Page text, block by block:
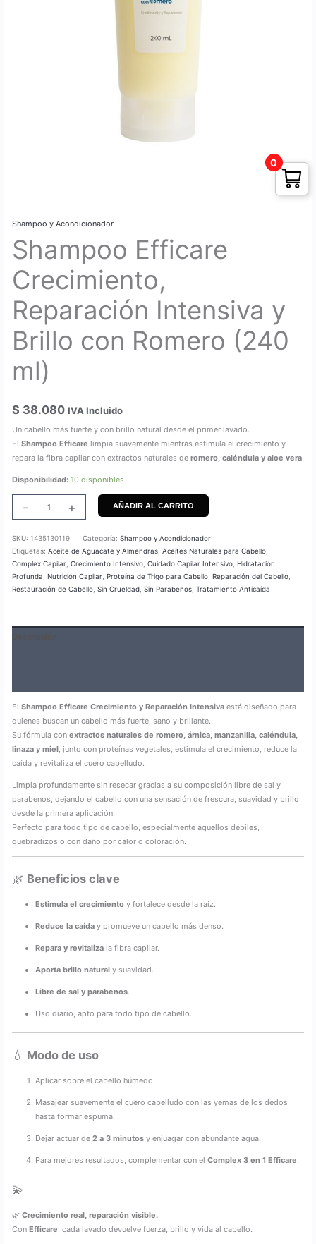
Shampoo y Acondicionador
Shampoo Efficare
Crecimiento,
Reparación Intensiva y
Brillo con Romero (240
ml)
$ 38.080 IVA Incluido
Un cabello más fuerte y con brillo natural desde el primer lavado.
El Shampoo Efficare limpia suavemente mientras estimula el crecimiento y
repara la fibra capilar con extractos naturales de romero, caléndula y aloe vera.
Disponibilidad: 10 disponibles
- + AÑADIR AL CARRITO
SKU: 1435130119 Categoría: Shampoo y Acondicionador
Etiquetas: Aceite de Aguacate y Almendras, Aceites Naturales para Cabello,
Complex Capilar, Crecimiento Intensivo, Cuidado Capilar Intensivo, Hidratación
Profunda Nutrición Capilar, Proteína de Trigo para Cabello, Reparación del Cabello,
Restauración de Cabello, Sin Crueldad, Sin Parabenos, Tratamiento Anticaída
Descripción
El Shampoo Efficare Crecimiento y Reparación Intensivaestá diseñado para
quienes buscan un cabello más fuerte, sano y brillante.
Su fórmula con extractos naturales de romero, árnica, manzanilla, caléndula,
linaza y miel, junto con proteínas vegetales, estimula el crecimiento, reduce la
caída y revitaliza el cuero cabelludo.
Limpia profundamente sin resecar gracias a su composición libre de sal y
parabenos, dejando el cabello con una sensación de frescura, suavidad y brillo
desde la primera aplicación.
Perfecto para todo tipo de cabello, especialmente aquellos débiles,
quebradizos o con daño por calor o coloración.
🌿 Beneficios clave
Estimula el crecimientoy fortalece desde la raíz.
Reduce la caíday promueve un cabello más denso.
Repara y revitalizala fibra capilar.
Aporta brillo naturaly suavidad.
Libre de sal y parabenos.
Uso diario, apto para todo tipo de cabello.
💧 Modo de uso
Aplicar sobre el cabello húmedo.
Masajear suavemente el cuero cabelludo con las yemas de los dedos
hasta formar espuma.
Dejar actuar de 2 a 3 minutosy enjuagar con abundante agua.
Para mejores resultados, complementar con el Complex 3 en 1 Efficare.
💫
🌿 Crecimiento real, reparación visible.
Con Efficare, cada lavado devuelve fuerza, brillo y vida al cabello.
0